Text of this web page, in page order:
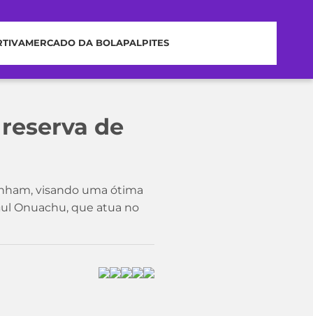
MERCADO DA BOLAPALPITES
de
visando uma ótima
Onuachu, que atua no